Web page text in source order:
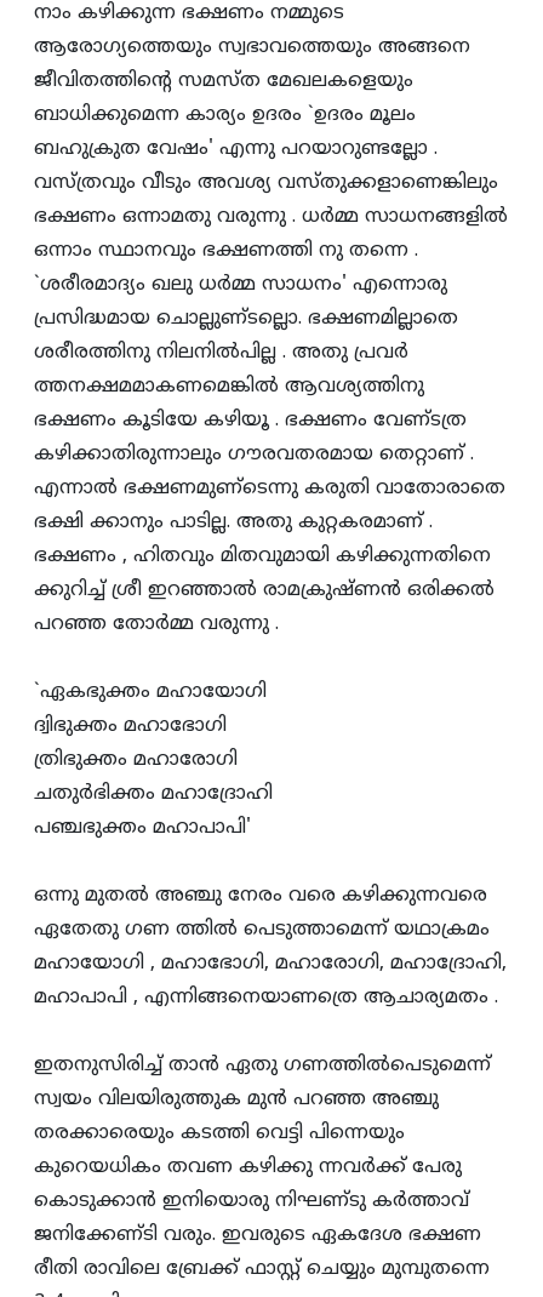
നാം കഴിക്കുന്ന ഭക്ഷണം നമ്മുടെ
ആരോഗ്യത്തെയും സ്വഭാവത്തെയും അങ്ങനെ
ജീവിതത്തിന്റെ സമസ്‌ത മേഖലകളെയും
ബാധിക്കുമെന്ന കാര്യം ഉദരം `ഉദരം മൂലം
ബഹുക്രുത വേഷം' എന്നു പറയാറുണ്ടല്ലോ .
വസ്‌ത്രവും വീടും അവശ്യ വസ്‌തുക്കളാണെങ്കിലും
ഭക്ഷണം ഒന്നാമതു വരുന്നു . ധര്‍മ്മ സാധനങ്ങളില്‍
ഒന്നാം സ്ഥാനവും ഭക്ഷണത്തി നു തന്നെ .
`ശരീരമാദ്യം ഖലു ധര്‍മ്മ സാധനം' എന്നൊരു
പ്രസിദ്ധമായ ചൊല്ലുണ്‌ടല്ലൊ. ഭക്ഷണമില്ലാതെ
ശരീരത്തിനു നിലനില്‍പില്ല . അതു പ്രവര്‍
ത്തനക്ഷമമാകണമെങ്കില്‍ ആവശ്യത്തിനു
ഭക്ഷണം കൂടിയേ കഴിയൂ . ഭക്ഷണം വേണ്‌ടത്ര
കഴിക്കാതിരുന്നാലും ഗൗരവതരമായ തെറ്റാണ്‌ .
എന്നാല്‍ ഭക്ഷണമുണ്‌ടെന്നു കരുതി വാതോരാതെ
ഭക്ഷി ക്കാനും പാടില്ല. അതു കുറ്റകരമാണ്‌ .
ഭക്ഷണം , ഹിതവും മിതവുമായി കഴിക്കുന്നതിനെ
ക്കുറിച്ച്‌ ശ്രീ ഇറഞ്ഞാല്‍ രാമക്രുഷ്‌ണന്‍ ഒരിക്കല്‍
പറഞ്ഞ തോര്‍മ്മ വരുന്നു .
`ഏകഭുക്തം മഹായോഗി
ദ്വിഭുക്തം മഹാഭോഗി
ത്രിഭുക്തം മഹാരോഗി
ചതുര്‍ഭിക്തം മഹാദ്രോഹി
പഞ്ചഭുക്തം മഹാപാപി'
ഒന്നു മുതല്‍ അഞ്ചു നേരം വരെ കഴിക്കുന്നവരെ
ഏതേതു ഗണ ത്തില്‍ പെടുത്താമെന്ന്‌ യഥാക്രമം
മഹായോഗി , മഹാഭോഗി, മഹാരോഗി, മഹാദ്രോഹി,
മഹാപാപി , എന്നിങ്ങനെയാണത്രെ ആചാര്യമതം .
ഇതനുസിരിച്ച്‌ താന്‍ ഏതു ഗണത്തില്‍പെടുമെന്ന്‌
സ്വയം വിലയിരുത്തുക മുന്‍ പറഞ്ഞ അഞ്ചു
തരക്കാരെയും കടത്തി വെട്ടി പിന്നെയും
കുറെയധികം തവണ കഴിക്കു ന്നവര്‍ക്ക്‌ പേരു
കൊടുക്കാന്‍ ഇനിയൊരു നിഘണ്‌ടു കര്‍ത്താവ്‌
ജനിക്കേണ്‌ടി വരും. ഇവരുടെ ഏകദേശ ഭക്ഷണ
രീതി രാവിലെ ബ്രേക്ക്‌ ഫാസ്റ്റ്‌ ചെയ്യും മുമ്പുതന്നെ